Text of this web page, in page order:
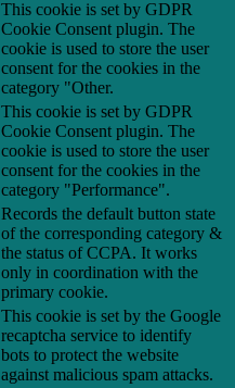
This cookie is set by GDPR
Cookie Consent plugin. The
cookie is used to store the user
consent for the cookies in the
category "Other.
This cookie is set by GDPR
Cookie Consent plugin. The
cookie is used to store the user
consent for the cookies in the
category "Performance".
Records the default button state
of the corresponding category &
the status of CCPA. It works
only in coordination with the
primary cookie.
This cookie is set by the Google
recaptcha service to identify
bots to protect the website
against malicious spam attacks.